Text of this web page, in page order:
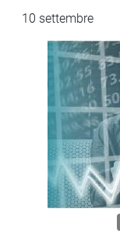
10 settembre